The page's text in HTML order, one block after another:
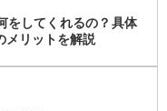
をしてくれるの？具体
メリットを解説